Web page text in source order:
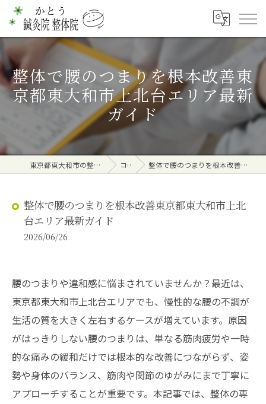
整体で腰のつまりを根本改善東
京都東大和市上北台エリア最新
ガイド
東京都東大和市の整体ならかとう鍼灸院 整体院 コラム 整体で腰のつまりを根本改善東京都東大和市上北台エリア最新ガイド
整体で腰のつまりを根本改善東京都東大和市上北
台エリア最新ガイド
2026/06/26
腰のつまりや違和感に悩まされていませんか？最近は、
東京都東大和市上北台エリアでも、慢性的な腰の不調が
生活の質を大きく左右するケースが増えています。原因
がはっきりしない腰のつまりは、単なる筋肉疲労や一時
的な痛みの緩和だけでは根本的な改善につながらず、姿
勢や身体のバランス、筋肉や関節のゆがみにまで丁寧に
アプローチすることが重要です。本記事では、整体の専